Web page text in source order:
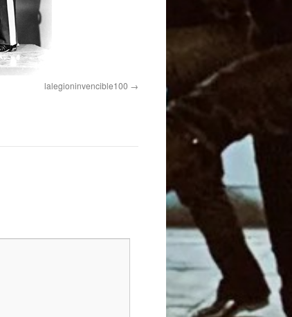
lalegioninvencible100